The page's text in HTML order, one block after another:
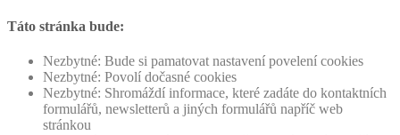
Táto stránka bude:
Nezbytné: Bude si pamatovat nastavení povelení cookies
Nezbytné: Povolí dočasné cookies
Nezbytné: Shromáždí informace, které zadáte do kontaktních
formulářů, newsletterů a jiných formulářů napříč web
stránkou